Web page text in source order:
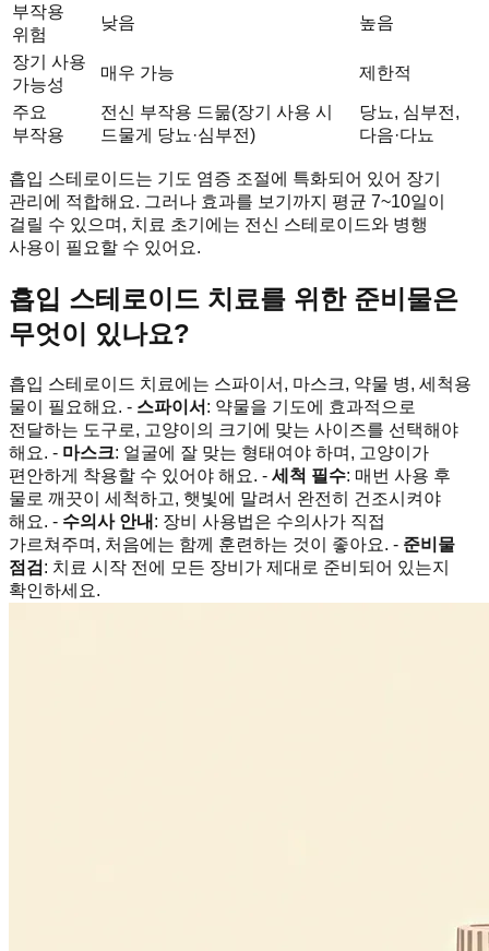
부작용
위험
낮음 높음
장기 사용
가능성
매우 가능 제한적
주요
부작용
전신 부작용 드묾(장기 사용 시
드물게 당뇨·심부전)
당뇨, 심부전,
다음·다뇨
흡입 스테로이드는 기도 염증 조절에 특화되어 있어 장기
관리에 적합해요. 그러나 효과를 보기까지 평균 7~10일이
걸릴 수 있으며, 치료 초기에는 전신 스테로이드와 병행
사용이 필요할 수 있어요.
흡입 스테로이드 치료를 위한 준비물은
무엇이 있나요?
흡입 스테로이드 치료에는 스파이서, 마스크, 약물 병, 세척용
물이 필요해요. - 스파이서 : 약물을 기도에 효과적으로
전달하는 도구로, 고양이의 크기에 맞는 사이즈를 선택해야
해요. - 마스크: 얼굴에 잘 맞는 형태여야 하며, 고양이가
편안하게 착용할 수 있어야 해요. - 세척 필수: 매번 사용 후
물로 깨끗이 세척하고, 햇빛에 말려서 완전히 건조시켜야
해요. - 수의사 안내 : 장비 사용법은 수의사가 직접
가르쳐주며, 처음에는 함께 훈련하는 것이 좋아요. - 준비물
점검 : 치료 시작 전에 모든 장비가 제대로 준비되어 있는지
확인하세요.